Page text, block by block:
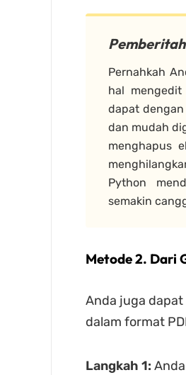
Pernahkah
hal
dapat
dan mudah
menghapus
Python
semakin
Metode 2. Dari
Anda juga dapat
dalam format
Langkah 1: